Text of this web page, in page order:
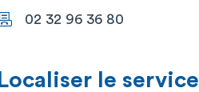
02 32 96 36 80
Localiser le service